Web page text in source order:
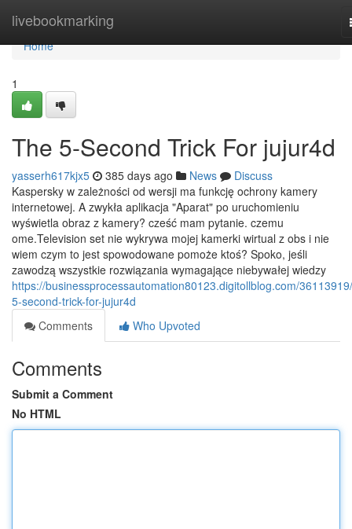
livebookmarking
Home
Home
1
The 5-Second Trick For jujur4d
yasserh617kjx5 385 days ago News
Discuss
Kaspersky w zależności od wersji ma funkcję ochrony kamery
internetowej. A zwykła aplikacja "Aparat" po uruchomieniu
wyświetla obraz z kamery? cześć mam pytanie. czemu
ome.Television set nie wykrywa mojej kamerki wirtual z obs i nie
wiem czym to jest spowodowane pomoże ktoś? Spoko, jeśli
zawodzą wszystkie rozwiązania wymagające niebywałej wiedzy
https://businessprocessautomation80123.digitollblog.com/
5-second-trick-for-jujur4d
Comments
Who Upvoted
Comments
Submit a Comment
No HTML